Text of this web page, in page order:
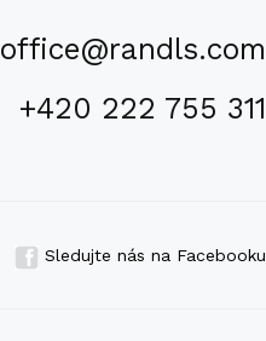
office@randls.com
+420 222 755 311
Sledujte nás na Facebooku